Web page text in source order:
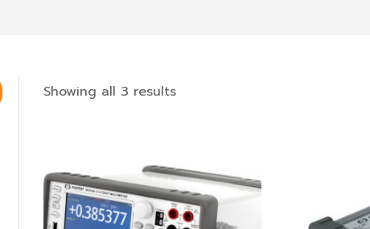
Showing all 3 results